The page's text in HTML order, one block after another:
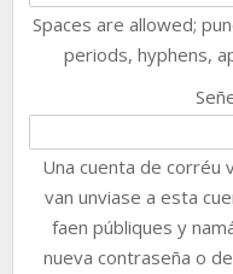
Spaces are allowed;
periods, hyphens,
Una cuenta de corréu
van unviase a esta
faen públiques y
nueva contraseña o